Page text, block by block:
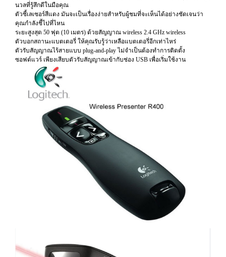
นวลที่รู้สึกดีในมือคุณ
ตัวชี้เลเซอร์สีแดง มันจะเป็นเรื่องง่ายสำหรับผู้ชมที่จะเห็นได้อย่างชัดเจนว่า
คุณกำลังชี้ไปที่ไหน
ระยะสูงสุด 50 ฟุต (10 เมตร) ด้วยสัญญาณ wireless 2.4 GHz wireless
ตัวบอกสถานะแบตเตอรี่ ให้คุณรับรู้ว่าเหลือแบตเตอรี่อีกเท่าไหร่
ตัวรับสัญญาณไร้สายแบบ plug-and-play ไม่จำเป็นต้องทำการติดตั้ง
ซอฟต์แวร์ เพียงเสียบตัวรับสัญญาณเข้ากับช่อง USB เพื่อเริ่มใช้งาน